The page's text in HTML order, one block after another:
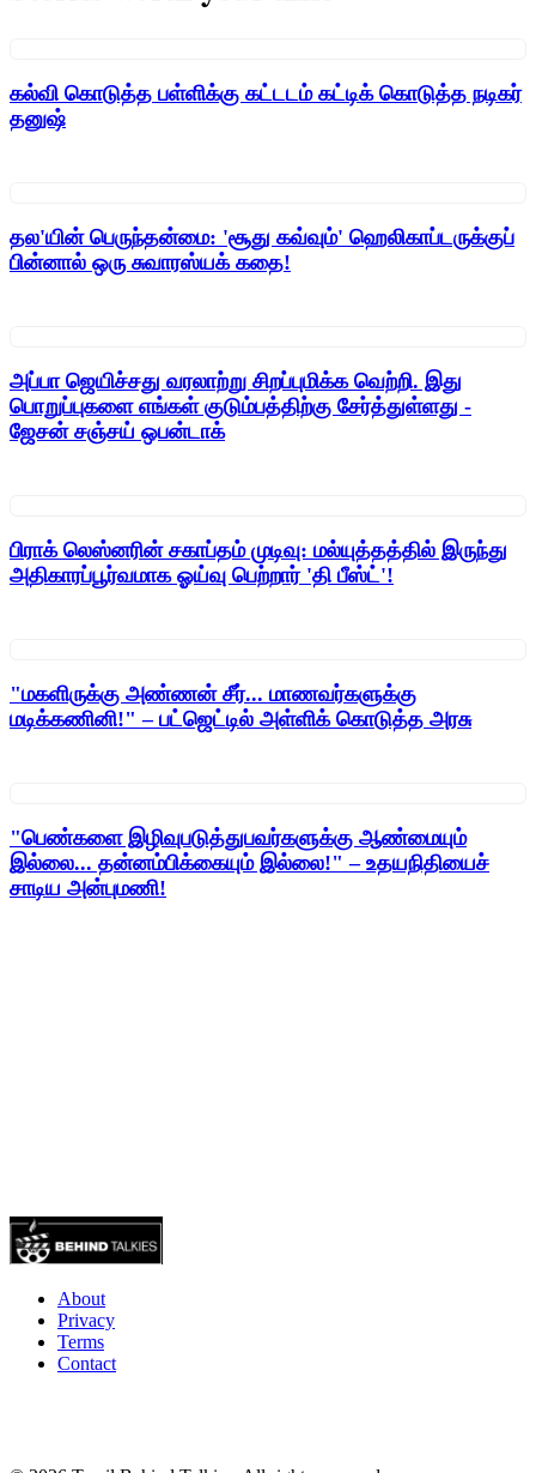
கல்வி கொடுத்த பள்ளிக்கு கட்டடம் கட்டிக் கொடுத்த நடிகர்
தனுஷ்
தல'யின் பெருந்தன்மை: 'சூது கவ்வும்' ஹெலிகாப்டருக்குப்
பின்னால் ஒரு சுவாரஸ்யக் கதை!
அப்பா ஜெயிச்சது வரலாற்று சிறப்புமிக்க வெற்றி. இது
பொறுப்புகளை எங்கள் குடும்பத்திற்கு சேர்த்துள்ளது -
ஜேசன் சஞ்சய் ஒபன்டாக்
பிராக் லெஸ்னரின் சகாப்தம் முடிவு: மல்யுத்தத்தில் இருந்து
அதிகாரப்பூர்வமாக ஓய்வு பெற்றார் 'தி பீஸ்ட்'!
"மகளிருக்கு அண்ணன் சீர்... மாணவர்களுக்கு
மடிக்கணினி!" – பட்ஜெட்டில் அள்ளிக் கொடுத்த அரசு
"பெண்களை இழிவுபடுத்துபவர்களுக்கு ஆண்மையும்
இல்லை... தன்னம்பிக்கையும் இல்லை!" – உதயநிதியைச்
சாடிய அன்புமணி!
About
Privacy
Terms
Contact